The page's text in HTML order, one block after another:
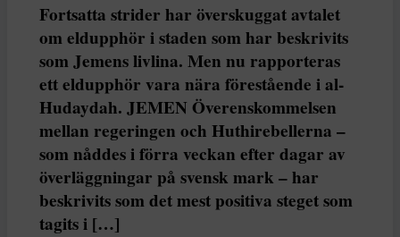
Fortsatta strider har överskuggat avtalet
om eldupphör i staden som har beskrivits
som Jemens livlina. Men nu rapporteras
ett eldupphör vara nära förestående i al-
Hudaydah. JEMEN Överenskommelsen
mellan regeringen och Huthirebellerna –
som nåddes i förra veckan efter dagar av
överläggningar på svensk mark – har
beskrivits som det mest positiva steget som
tagits i […]